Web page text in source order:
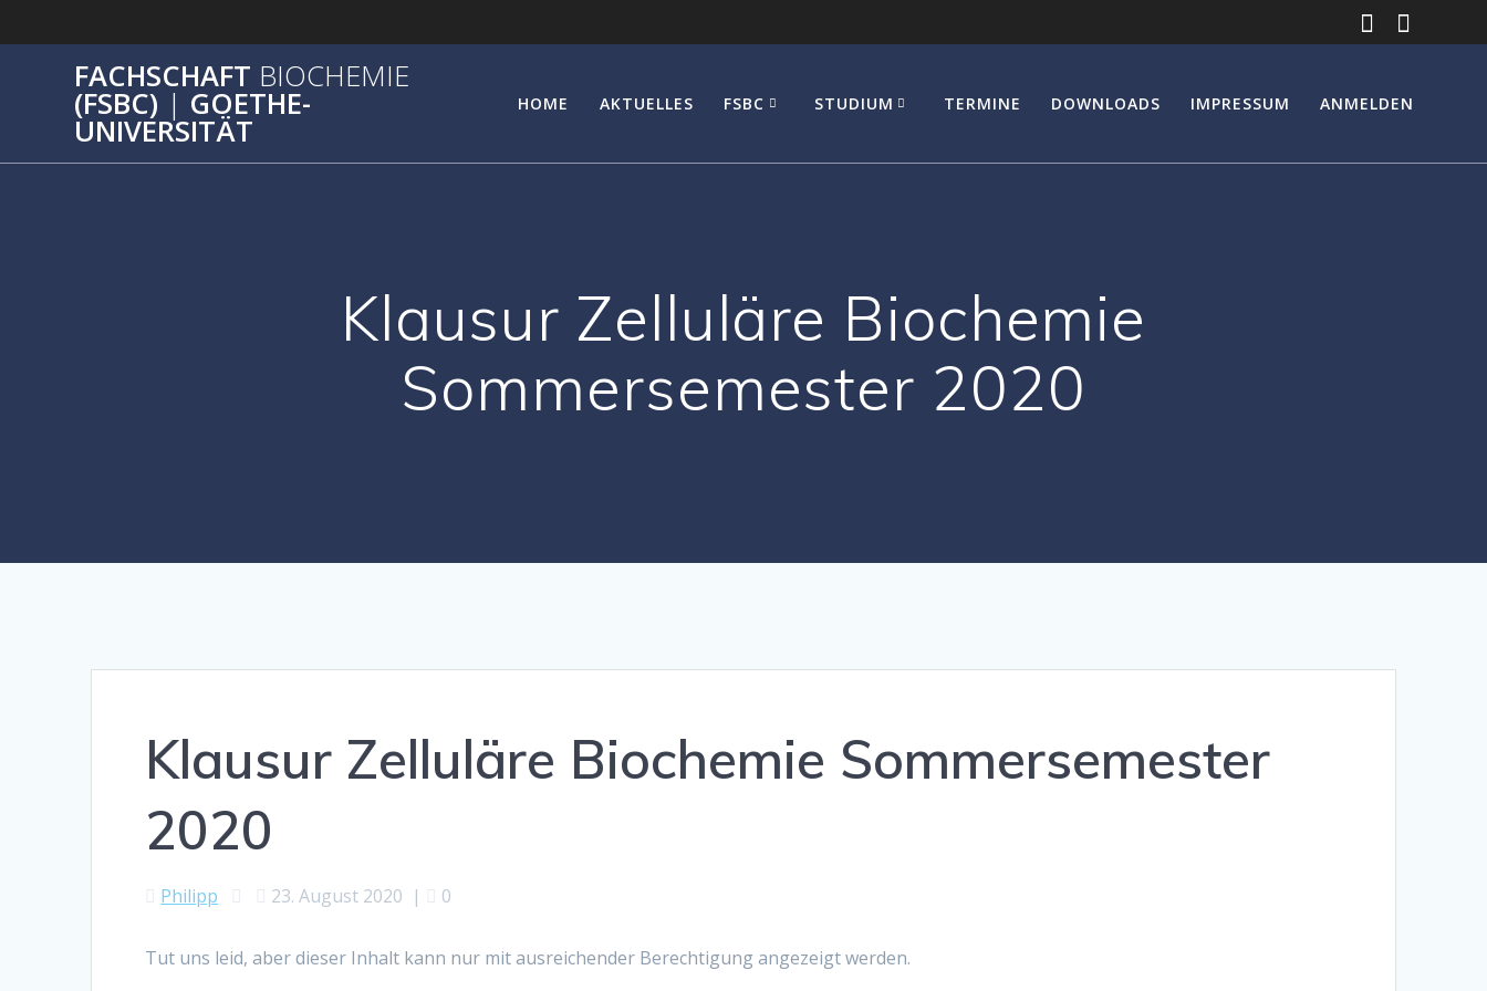
Inhalt
FACHSCHAFT BIOCHEMIE
(FSBC) | GOETHE-
UNIVERSITÄT
HOME AKTUELLES FSBC STUDIUM TERMINE DOWNLOADS IMPRESSUM ANMELDEN
Klausur Zelluläre Biochemie
Sommersemester 2020
Klausur Zelluläre Biochemie Sommersemester
2020
Philipp 23. August 2020 | 0
Tut uns leid, aber dieser Inhalt kann nur mit ausreichender Berechtigung angezeigt werden.